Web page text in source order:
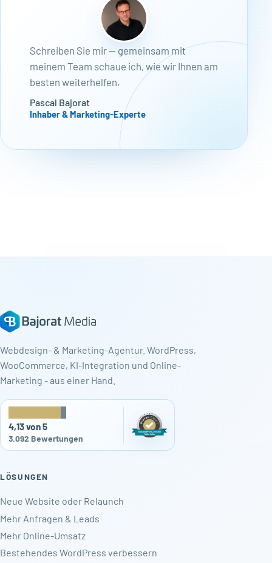
Schreiben Sie mir — gemeinsam mit
meinem Team schaue ich, wie wir Ihnen am
besten weiterhelfen.
Pascal Bajorat
Inhaber & Marketing-Experte
Webdesign- & Marketing-Agentur. WordPress,
WooCommerce, KI-Integration und Online-
Marketing - aus einer Hand.
4,13 von 5
3.092 Bewertungen
LÖSUNGEN
Neue Website oder Relaunch
Mehr Anfragen & Leads
Mehr Online-Umsatz
Bestehendes WordPress verbessern